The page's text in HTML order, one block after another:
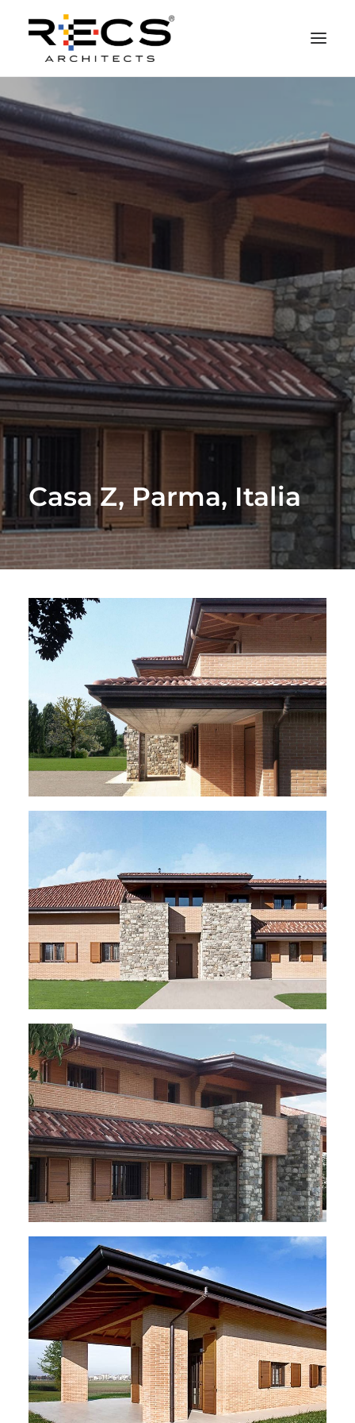
CHI SIAMO
PORTFOLIO
RECS FOR COMPANIES
NEWS
FONDAZIONE
CONTATTI
MERCHANDISING
Casa Z, Parma, Italia